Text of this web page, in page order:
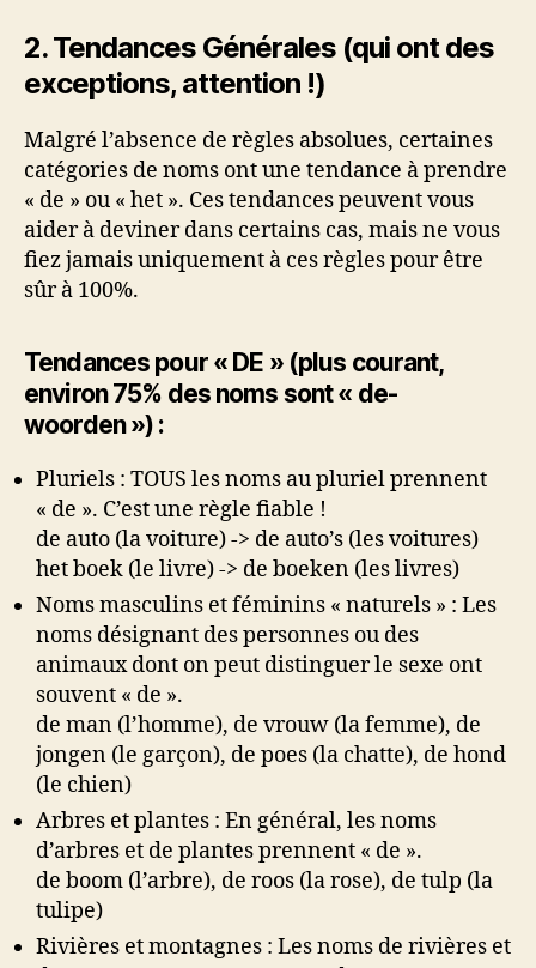
2. Tendances Générales (qui ont des
exceptions, attention !)
Malgré l’absence de règles absolues, certaines
catégories de noms ont une tendance à prendre
« de » ou « het ». Ces tendances peuvent vous
aider à deviner dans certains cas, mais ne vous
fiez jamais uniquement à ces règles pour être
sûr à 100%.
Tendances pour « DE » (plus courant,
environ 75% des noms sont « de-
woorden ») :
Pluriels : TOUS les noms au pluriel prennent
« de ». C’est une règle fiable !
de auto (la voiture) -> de auto’s (les voitures)
het boek (le livre) -> de boeken (les livres)
Noms masculins et féminins « naturels » : Les
noms désignant des personnes ou des
animaux dont on peut distinguer le sexe ont
souvent « de ».
de man (l’homme), de vrouw (la femme), de
jongen (le garçon), de poes (la chatte), de hond
(le chien)
Arbres et plantes : En général, les noms
d’arbres et de plantes prennent « de ».
de boom (l’arbre), de roos (la rose), de tulp (la
tulipe)
Rivières et montagnes : Les noms de rivières et